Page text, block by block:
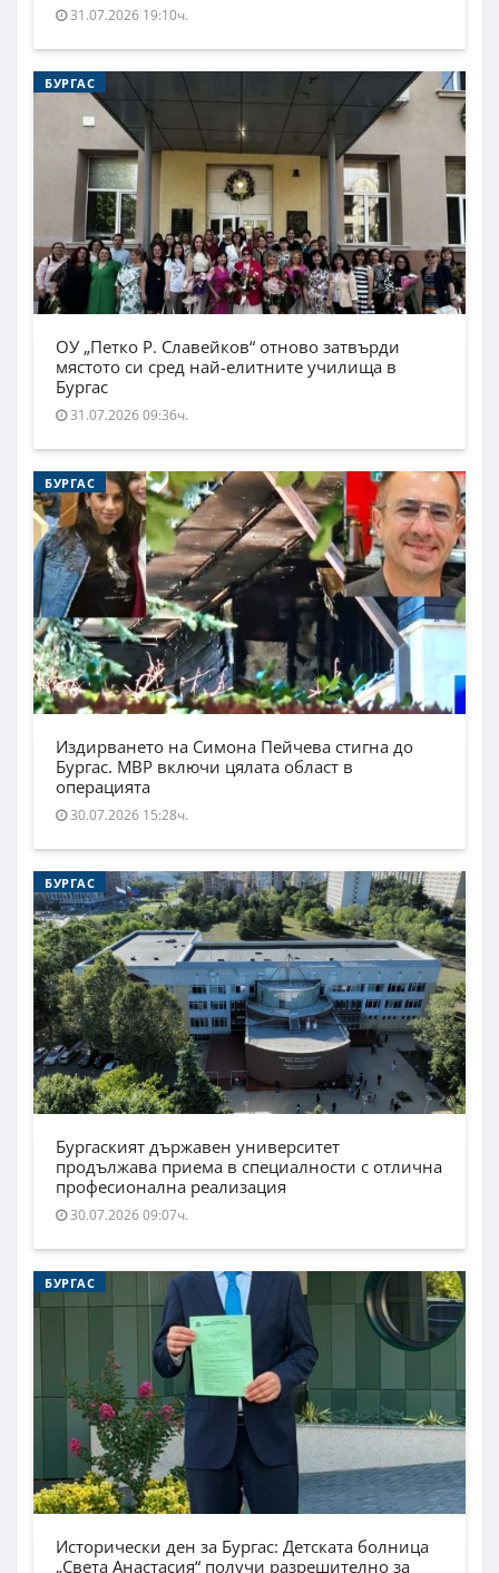
31.07.2026 19:10ч.
БУРГАС
ОУ „Петко Р. Славейков“ отново затвърди
мястото си сред най-елитните училища в
Бургас
31.07.2026 09:36ч.
БУРГАС
Издирването на Симона Пейчева стигна до
Бургас. МВР включи цялата област в
операцията
30.07.2026 15:28ч.
БУРГАС
Бургаският държавен университет
продължава приема в специалности с отлична
професионална реализация
30.07.2026 09:07ч.
БУРГАС
Исторически ден за Бургас: Детската болница
„Света Анастасия“ получи разрешително за